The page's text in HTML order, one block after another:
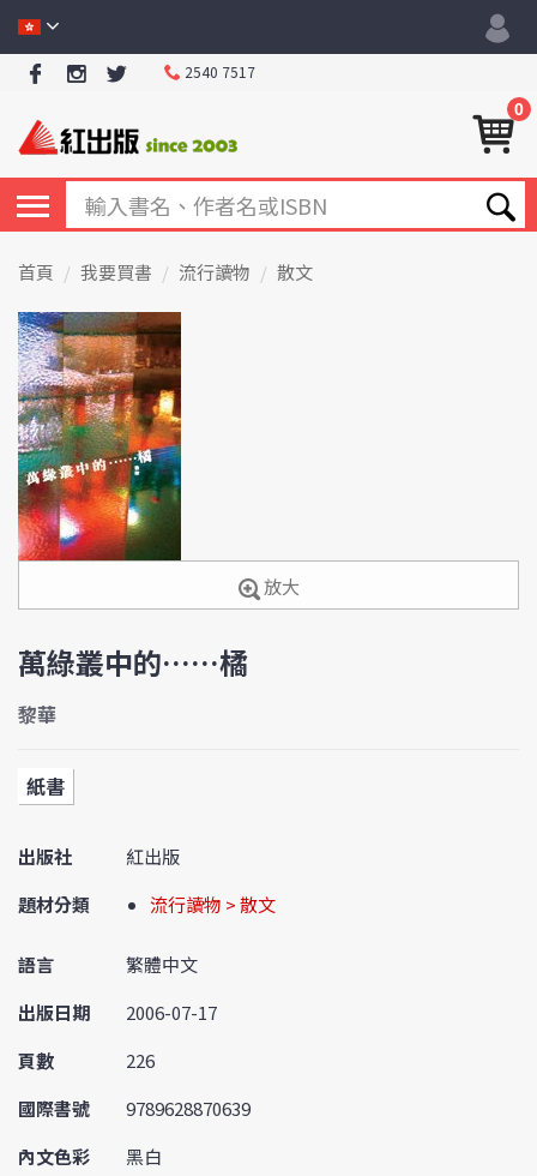
2540 7517
0
首頁 我要買書 流行讀物 散文
放大
萬綠叢中的……橘
黎華
紙書
出版社
紅出版
題材分類
流行讀物 > 散文
語言
繁體中文
出版日期
2006-07-17
頁數
226
國際書號
9789628870639
內文色彩
黑白